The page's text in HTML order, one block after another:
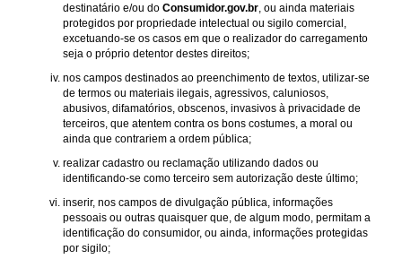
destinatário e/ou do Consumidor.gov.br , ou ainda materiais
protegidos por propriedade intelectual ou sigilo comercial,
excetuando-se os casos em que o realizador do carregamento
seja o próprio detentor destes direitos;
nos campos destinados ao preenchimento de textos, utilizar-se
de termos ou materiais ilegais, agressivos, caluniosos,
abusivos, difamatórios, obscenos, invasivos à privacidade de
terceiros, que atentem contra os bons costumes, a moral ou
ainda que contrariem a ordem pública;
realizar cadastro ou reclamação utilizando dados ou
identificando-se como terceiro sem autorização deste último;
inserir, nos campos de divulgação pública, informações
pessoais ou outras quaisquer que, de algum modo, permitam a
identificação do consumidor, ou ainda, informações protegidas
por sigilo;